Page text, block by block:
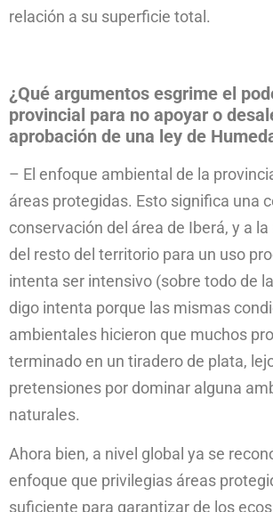
relación a su superficie total.
¿Qué argumentos esgrime el
provincial para no apoyar o
aprobación de una ley de
– El enfoque ambiental de la
áreas protegidas. Esto significa una
conservación del área de Iberá, y a
del resto del territorio para un uso
intenta ser intensivo (sobre todo de
digo intenta porque las mismas
ambientales hicieron que muchos
terminado en un tiradero de plata,
pretensiones por dominar alguna
naturales.
Ahora bien, a nivel global ya se
enfoque que privilegias áreas
suficiente para garantizar de los